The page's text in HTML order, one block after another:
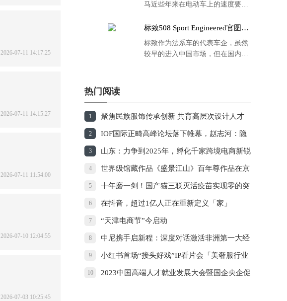
2026-07-11 14:17:25
2026-07-11 14:15:27
2026-07-11 11:54:00
2026-07-10 12:04:55
2026-07-03 10:25:45
马近些年来在电动车上的速度要慢
标致508 Sport Engineered官图发
标致作为法系车的代表车企，虽然
较早的进入中国市场，但在国内的
热门阅读
1 聚焦民族服饰传承创新 共育高层次设计人才
——国家艺术基金《贵州民族服饰传承与创新设计
人才培训》正式启动
2 IOF国际正畸高峰论坛落下帷幕，赵志河：隐
形正畸趋势前瞻
3 山东：力争到2025年，孵化千家跨境电商新锐
企业
4 世界级馆藏作品《盛景江山》百年尊作品在京
隆重揭幕
5 十年磨一剑！国产猫三联灭活疫苗实现零的突
破
6 在抖音，超过1亿人正在重新定义「家」
7 “天津电商节”今启动
8 中尼携手启新程：深度对话激活非洲第一大经
济体合作潜能
9 小红书首场“接头好戏”IP看片会「美奢服行业
专场」，多元IP共迎新风，点亮营销新灵感
10 2023中国高端人才就业发展大会暨国企央企促